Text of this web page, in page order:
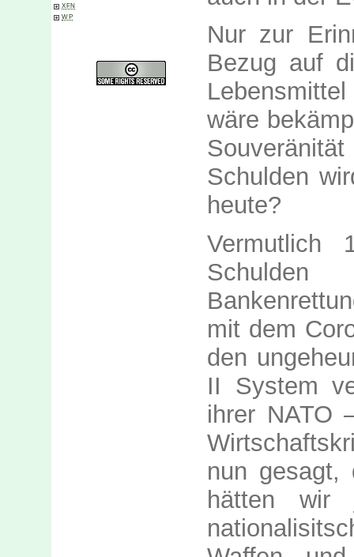
XFN
WP
Nur zur
Bezug auf
wäre
Schulden
heute?
Vermutlich
mit dem
den
II System
ihrer NATO
nun gesagt,
hätten wir